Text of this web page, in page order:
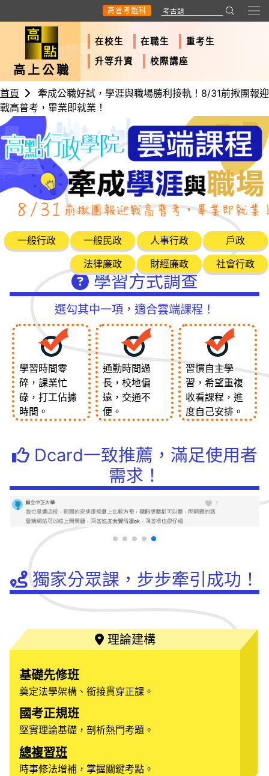
高普考選科
高上公職
在校生 在職生
重考生
升等升資
校際講座
首頁
牽成公職好試，學涯與職場勝利接軌！8/31前揪團報迎
戰高普考，畢業即就業！
一般行政 一般民政 人事行政
戶政
法律廉政
財經廉政 社會行政
學習方式調查
選勾其中一項，適合雲端課程！
學習時間零
碎，課業忙
碌，打工佔據
時間。
通勤時間過
長，校地偏
遠，交通不
便。
習慣自主學
習，希望重複
收看課程，進
度自己安排。
Dcard一致推薦，滿足使用者
需求！
獨家分眾課，步步牽引成功！
理論建構
基礎先修班
奠定法學架構、銜接貫穿正課。
國考正規班
堅實理論基礎，剖析熱門考題。
總複習班
時事修法增補，掌握關鍵考點。